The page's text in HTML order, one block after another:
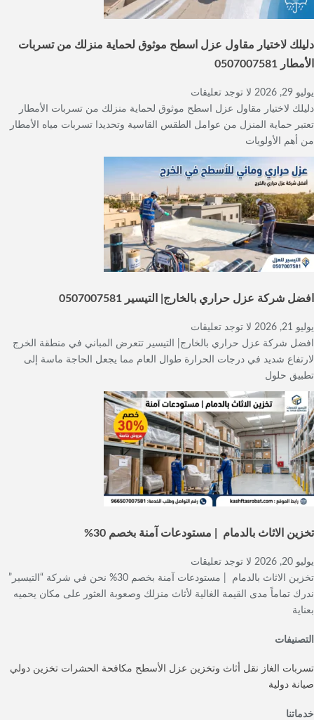
دليلك لاختيار مقاول عزل اسطح موثوق لحماية منزلك من تسربات
الأمطار 0507007581
يوليو 29, 2026
لا توجد تعليقات
دليلك لاختيار مقاول عزل اسطح موثوق لحماية منزلك من تسربات الأمطار
تعتبر حماية المنزل من عوامل الطقس القاسية وتحديدا تسربات مياه الأمطار
من أهم الأولويات
افضل شركة عزل حراري بالخارج| التيسير 0507007581
يوليو 21, 2026
لا توجد تعليقات
افضل شركة عزل حراري بالخارج| التيسير تتعرض المباني في منطقة الخرج
لارتفاع شديد في درجات الحرارة طوال العام مما يجعل الحاجة ماسة إلى
تطبيق حلول
تخزين الاثاث بالدمام | مستودعات آمنة بخصم 30%
يوليو 20, 2026
لا توجد تعليقات
تخزين الاثاث بالدمام | مستودعات آمنة بخصم 30% نحن في شركة “التيسير”
ندرك تماماً مدى القيمة الغالية لأثاث منزلك وصعوبة العثور على مكان يحميه
بعناية
التصنيفات
تسربات الغاز نقل أثاث وتخزين عزل الأسطح مكافحة الحشرات تخزين دولي
صيانة دولية
خدماتنا